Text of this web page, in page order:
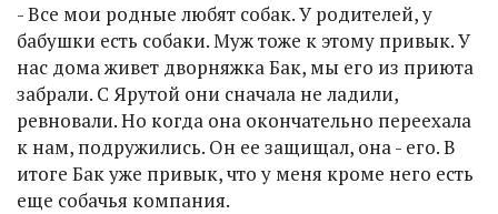
- Все мои родные любят собак. У родителей, у
бабушки есть собаки. Муж тоже к этому привык. У
нас дома живет дворняжка Бак, мы его из приюта
забрали. С Ярутой они сначала не ладили,
ревновали. Но когда она окончательно переехала
к нам, подружились. Он ее защищал, она - его. В
итоге Бак уже привык, что у меня кроме него есть
еще собачья компания.